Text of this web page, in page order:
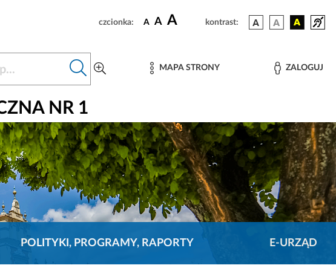
czcionka: A A A kontrast:
MAPA STRONY ZALOGUJ
NR 1
POLITYKI, PROGRAMY, RAPORTY E-URZĄD